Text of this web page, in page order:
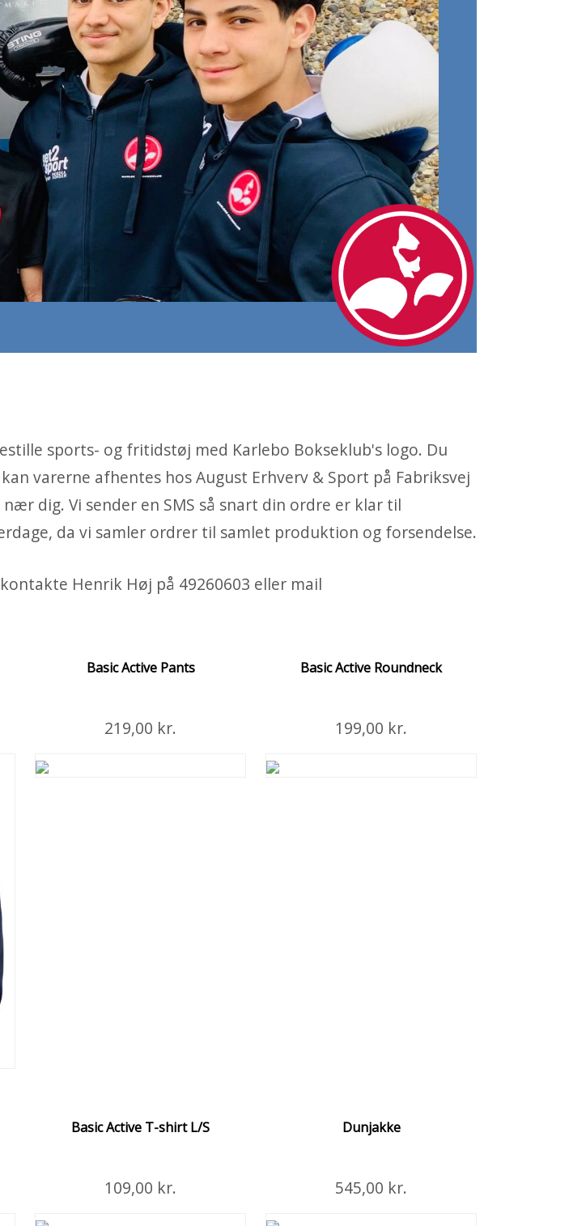
sports- og fritidstøj med Karlebo Bokseklub's logo. Du
varerne afhentes hos August Erhverv & Sport på Fabriksvej
dig. Vi sender en SMS så snart din ordre er klar til
da vi samler ordrer til samlet produktion og forsendelse.
Henrik Høj på 49260603 eller mail
Basic Active Pants
219,00 kr.
Læg i Kurven
Basic Active Roundneck
199,00 kr.
Læg i Kurven
Basic Active T-shirt L/S
109,00 kr.
Læg i Kurven
Dunjakke
545,00 kr.
Læg i Kurven